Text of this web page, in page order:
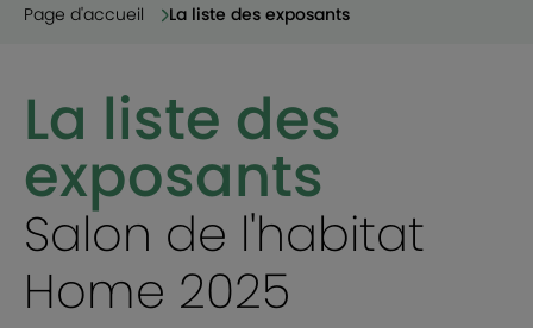
Page d'accueil La liste des exposants
La liste des
exposants
Salon de l'habitat
Home 2025